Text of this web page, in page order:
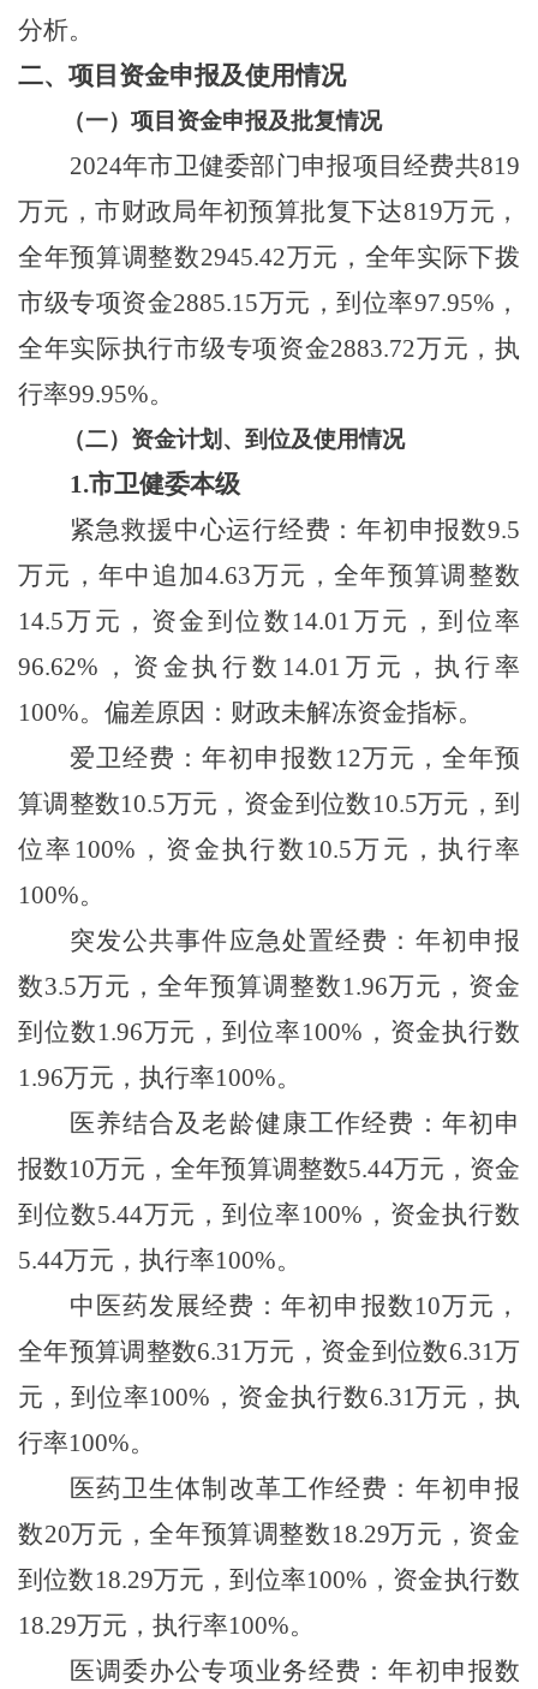
分析。
二、 项目资金申报及使用情况
（一）项目资金申报及批复情况
2024年市卫健委部门申报项目经费共819
万元，市财政局年初预算批复下达819万元，
全年预算调整数2945.42万元，全年实际下拨
市级专项资金2885.15万元，到位率97.95% ，
全年实际执行市级专项资金2883.72万元，执
行率99.95%。
（二） 资金计划、到位及使用情况
1.市卫健委本级
紧急救援中心运行经费：年初申报数9.5
万元，年中追加4.63万元，全年预算调整数
14.5万元，资金到位数 14.01万元，到位率
96.62% ，资金执行数 14.01 万元，执行率
100%。偏差原因：财政未解冻资金指标。
爱卫经费：年初申报数 12万元，全年预
算调整数10.5万元，资金到位数10.5万元，到
位率 100% ，资金执行数 10.5万元，执行率
100%。
突发公共事件应急处置经费：年初申报
数3.5万元，全年预算调整数1.96万元，资金
到位数1.96万元，到位率100% ，资金执行数
1.96万元，执行率100%。
医养结合及老龄健康工作经费：年初申
报数10万元，全年预算调整数5.44万元，资金
到位数5.44万元，到位率100% ，资金执行数
5.44万元，执行率100%。
中医药发展经费：年初申报数10万元，
全年预算调整数6.31万元，资金到位数6.31万
元，到位率100% ，资金执行数6.31万元，执
行率100%。
医药卫生体制改革工作经费：年初申报
数20万元，全年预算调整数18.29万元，资金
到位数18.29万元，到位率100% ，资金执行数
18.29万元，执行率100%。
医调委办公专项业务经费：年初申报数